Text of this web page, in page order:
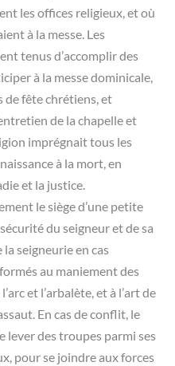
les offices religieux, et où
à la messe. Les
tenus d’accomplir des
à la messe dominicale,
de fête chrétiens, et
de la chapelle et
imprégnait tous les
à la mort, en
et la justice.
le siège d’une petite
du seigneur et de sa
seigneurie en cas
au maniement des
et l’arbalète, et à l’art de
En cas de conflit, le
lever des troupes parmi ses
pour se joindre aux forces